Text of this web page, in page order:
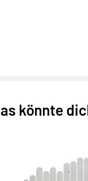
könnte